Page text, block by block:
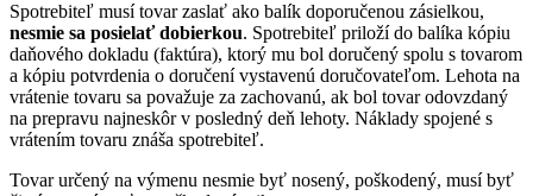
Spotrebiteľ musí tovar zaslať ako balík doporučenou zásielkou,
nesmie sa posielať dobierkou. Spotrebiteľ priloží do balíka kópiu
daňového dokladu (faktúra), ktorý mu bol doručený spolu s tovarom
a kópiu potvrdenia o doručení vystavenú doručovateľom. Lehota na
vrátenie tovaru sa považuje za zachovanú, ak bol tovar odovzdaný
na prepravu najneskôr v posledný deň lehoty. Náklady spojené s
vrátením tovaru znáša spotrebiteľ.
Tovar určený na výmenu nesmie byť nosený, poškodený, musí byť